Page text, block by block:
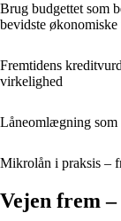
Brug budgettet som
bevidste økonomiske
Fremtidens
virkelighed
Låneomlægning som
Mikrolån i praksis –
Vejen frem